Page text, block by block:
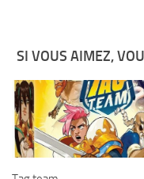
SI VOUS AIMEZ,